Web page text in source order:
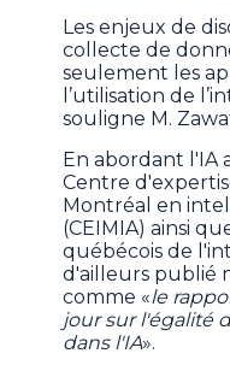
Les enjeux de
collecte de
seulement les
l’utilisation de
souligne M.
En abordant l'IA
Centre
Montréal en
(CEIMIA) ainsi
québécois de
d'ailleurs publié
comme «le
jour sur l'égalité
dans l'IA».